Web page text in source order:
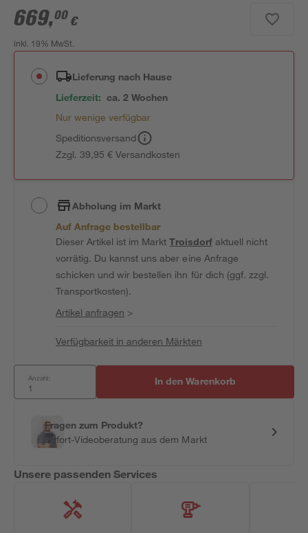
669,00 €
inkl. 19% MwSt.
Lieferung nach Hause
Lieferzeit: ca. 2 Wochen
Nur wenige verfügbar
Speditionsversand
Zzgl. 39,95 € Versandkosten
Abholung im Markt
Auf Anfrage bestellbar
Dieser Artikel ist im MarktTroisdorfaktuell nicht
vorrätig. Du kannst uns aber eine Anfrage
schicken und wir bestellen ihn für dich (ggf. zzgl.
Transportkosten).
Artikel anfragen >
Verfügbarkeit in anderen Märkten
Anzahl: In den Warenkorb
Fragen zum Produkt?
Sofort-Videoberatung aus dem Markt
Unsere passenden Services